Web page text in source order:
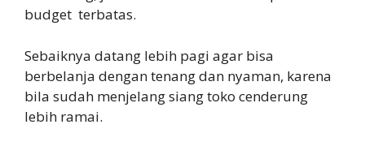
budget terbatas.
Sebaiknya datang lebih pagi agar bisa
berbelanja dengan tenang dan nyaman, karena
bila sudah menjelang siang toko cenderung
lebih ramai.